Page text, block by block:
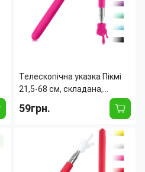
Телескопічна указка Пікмі
21,5-68 см, складана,
вигляді долоньки для
вчителів, лекцій Рожевий
59грн.
Страна производитель:Китай